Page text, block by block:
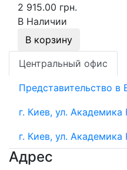
2 915.00 грн.
В Наличии
В корзину
Центральный офис
Представительство в
г. Киев, ул.
г. Киев, ул.
Адрес